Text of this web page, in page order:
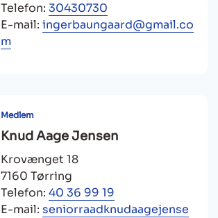
Telefon: 30430730
E-mail: ingerbaungaard@gmail.co
m
Medlem
Knud Aage Jensen
Krovænget 18
7160 Tørring
Telefon: 40 36 99 19
E-mail: seniorraadknudaagejense